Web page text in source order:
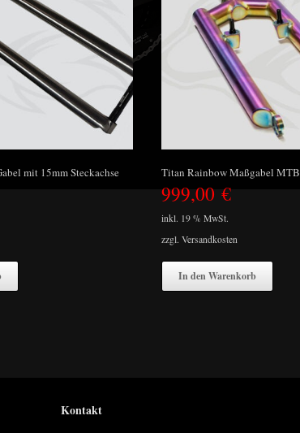
mit 15mm Steckachse Titan Rainbow Maßgabel MTB
999,00 €
inkl. 19 % MwSt.
zzgl. Versandkosten
In den Warenkorb
Kontakt